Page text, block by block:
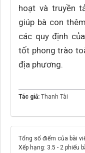
hoạt và truyền
giúp bà con
các quy định
tốt phong trào
địa phương.
Tác giả: Thanh Tài
Tổng số điểm của bài
Xếp hạng: 3.5 - 2 phiếu